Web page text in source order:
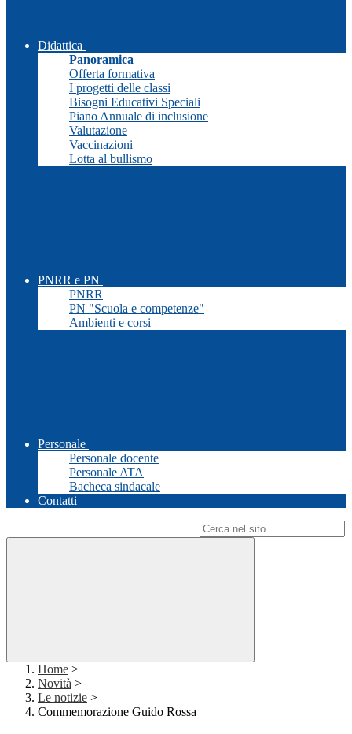
Didattica
Panoramica
Offerta formativa
I progetti delle classi
Bisogni Educativi Speciali
Piano Annuale di inclusione
Valutazione
Vaccinazioni
Lotta al bullismo
PNRR e PN
PNRR
PN "Scuola e competenze"
Ambienti e corsi
Personale
Personale docente
Personale ATA
Bacheca sindacale
Contatti
Home >
Novità >
Le notizie >
Commemorazione Guido Rossa